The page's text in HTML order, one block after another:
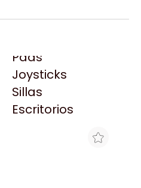
Pads
Joysticks
Sillas
Escritorios
520 AIO PRINTER